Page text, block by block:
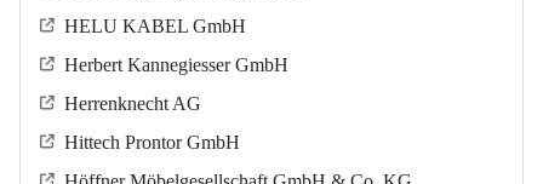
HELU KABEL GmbH
Herbert Kannegiesser GmbH
Herrenknecht AG
Hittech Prontor GmbH